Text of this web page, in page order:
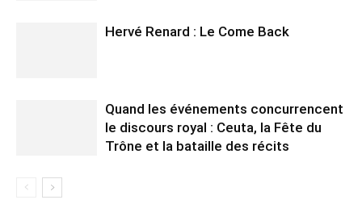
Hervé Renard : Le Come Back
Quand les événements concurrencent
le discours royal : Ceuta, la Fête du
Trône et la bataille des récits